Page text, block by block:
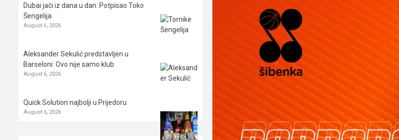
Dubai jači iz dana u dan: Potpisao Toko
Šengelija
August 6, 2026
Aleksander Sekulić predstavljen u
Barseloni: Ovo nije samo klub
August 6, 2026
Quick Solution najbolji u Prijedoru
August 6, 2026